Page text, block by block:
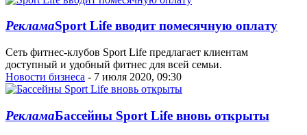
РекламаSport Life вводит помесячную оплату
Сеть фитнес-клубов Sport Life предлагает клиентам
доступный и удобный фитнес для всей семьи.
Новости бизнеса - 7 июля 2020, 09:30
РекламаБассейны Sport Life вновь открыты